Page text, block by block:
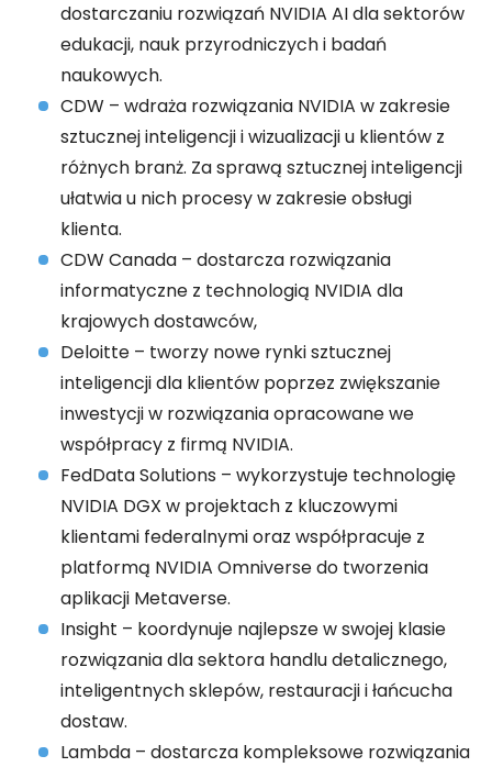
dostarczaniu rozwiązań NVIDIA AI dla sektorów
edukacji, nauk przyrodniczych i badań
naukowych.
CDW – wdraża rozwiązania NVIDIA w zakresie
sztucznej inteligencji i wizualizacji u klientów z
różnych branż. Za sprawą sztucznej inteligencji
ułatwia u nich procesy w zakresie obsługi
klienta.
CDW Canada – dostarcza rozwiązania
informatyczne z technologią NVIDIA dla
krajowych dostawców,
Deloitte – tworzy nowe rynki sztucznej
inteligencji dla klientów poprzez zwiększanie
inwestycji w rozwiązania opracowane we
współpracy z firmą NVIDIA.
FedData Solutions – wykorzystuje technologię
NVIDIA DGX w projektach z kluczowymi
klientami federalnymi oraz współpracuje z
platformą NVIDIA Omniverse do tworzenia
aplikacji Metaverse.
Insight – koordynuje najlepsze w swojej klasie
rozwiązania dla sektora handlu detalicznego,
inteligentnych sklepów, restauracji i łańcucha
dostaw.
Lambda – dostarcza kompleksowe rozwiązania